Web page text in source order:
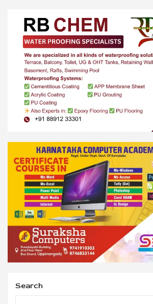
Search